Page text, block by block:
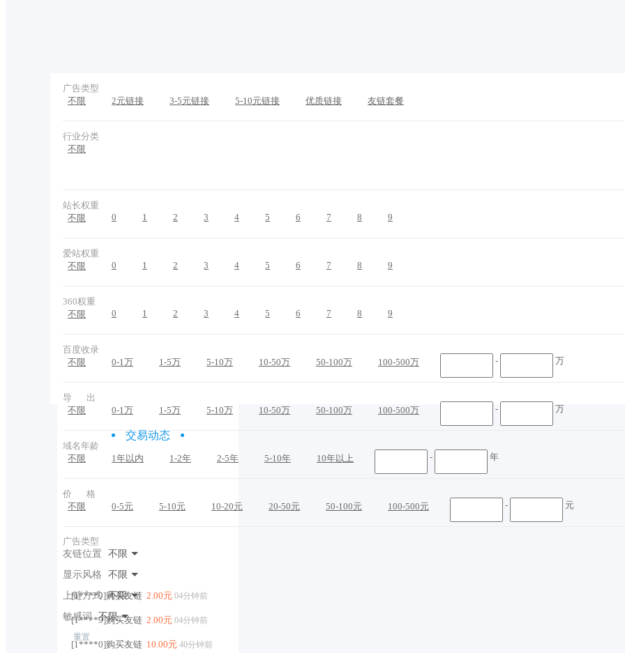
广告类型
不限
2元链接 3-5元链接 5-10元链接 优质链接 友链套餐
行业分类
不限
站长权重
不限
0 1 2 3 4 5 6 7 8 9
爱站权重
不限
0 1 2 3 4 5 6 7 8 9
360权重
不限
0 1 2 3 4 5 6 7 8 9
百度收录
不限
0-1万 1-5万 5-10万 10-50万 50-100万 100-500万 - 万
导 出
不限
0-1万 1-5万 5-10万 10-50万 50-100万 100-500万 - 万
域名年龄
不限
1年以内 1-2年 2-5年 5-10年 10年以上 - 年
价 格
不限
0-5元 5-10元 10-20元 20-50元 50-100元 100-500元 - 元
广告类型
友链位置
不限
显示风格
不限
上链方式 不限
敏感词 不限
重置
交易动态
[1****9]购买友链 2.00元 04分钟前
[1****9]购买友链 2.00元 04分钟前
[1****0]购买友链 10.00元 40分钟前